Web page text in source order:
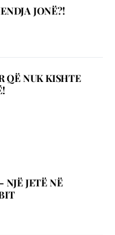
JONË?!
QË NUK KISHTE
NJЁ JETЁ NЁ